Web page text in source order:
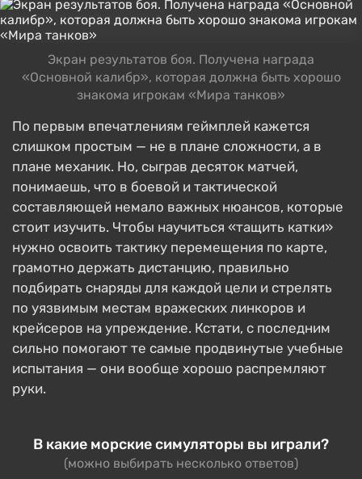
Экран результатов боя. Получена награда
«Основной калибр», которая должна быть хорошо
знакома игрокам «Мира танков»
По первым впечатлениям геймплей кажется
слишком простым — не в плане сложности, а в
плане механик. Но, сыграв десяток матчей,
понимаешь, что в боевой и тактической
составляющей немало важных нюансов, которые
стоит изучить. Чтобы научиться «тащить катки»
нужно освоить тактику перемещения по карте,
грамотно держать дистанцию, правильно
подбирать снаряды для каждой цели и стрелять
по уязвимым местам вражеских линкоров и
крейсеров на упреждение. Кстати, с последним
сильно помогают те самые продвинутые учебные
испытания — они вообще хорошо распремляют
руки.
В какие морские симуляторы вы играли?
(можно выбирать несколько ответов)